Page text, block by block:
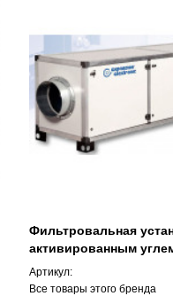
Фильтровальная
активированным
Артикул:
Все товары этого бренда